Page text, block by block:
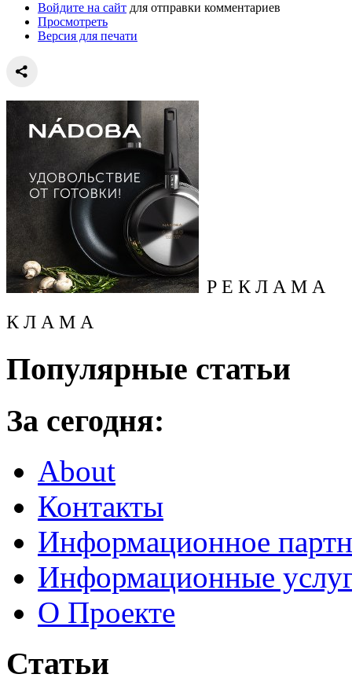
Войдите на сайт для отправки комментариев
Просмотреть
Версия для печати
Р Е К Л А М А
К Л А М А
Популярные статьи
За сегодня:
About
Контакты
Информационное
Информационные
О Проекте
Статьи